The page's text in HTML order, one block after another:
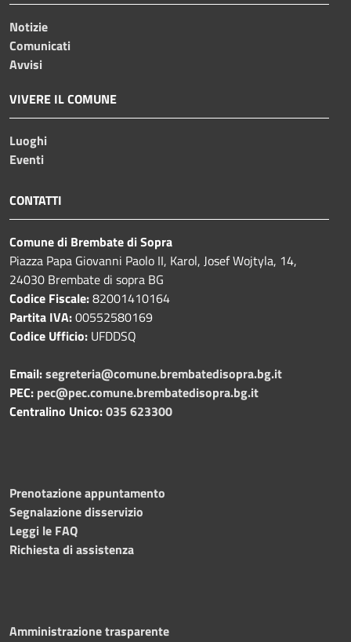
Notizie
Comunicati
Avvisi
VIVERE IL COMUNE
Luoghi
Eventi
CONTATTI
Comune di Brembate di Sopra
Piazza Papa Giovanni Paolo II, Karol, Josef Wojtyla, 14,
24030 Brembate di sopra BG
Codice Fiscale:82001410164
Partita IVA:00552580169
Codice Ufficio: UFDDSQ
Email:segreteria@comune.brembatedisopra.bg.it
PEC: pec@pec.comune.brembatedisopra.bg.it
Centralino Unico:035 623300
Prenotazione appuntamento
Segnalazione disservizio
Leggi le FAQ
Richiesta di assistenza
Amministrazione trasparente